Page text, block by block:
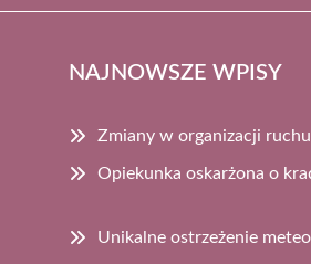
NAJNOWSZE WPISY
Zmiany w organizacji
Opiekunka oskarżona o
Unikalne ostrzeżenie